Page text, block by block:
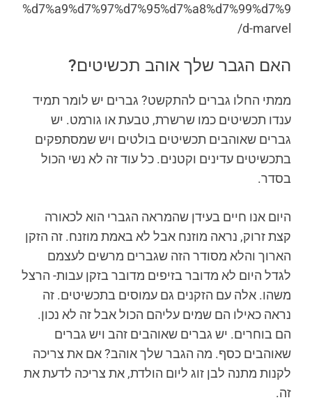
%d7%a9%d7%97%d7%95%d7%a8%d7%99%d7%9
d-marvel/
האם הגבר שלך אוהב תכשיטים?
ממתי החלו גברים להתקשט? גברים יש לומר תמיד
ענדו תכשיטים כמו שרשרת, טבעת או גורמט. יש
גברים שאוהבים תכשיטים בולטים ויש שמסתפקים
בתכשיטים עדינים וקטנים. כל עוד זה לא נשי הכול
בסדר.
היום אנו חיים בעידן שהמראה הגברי הוא לכאורה
קצת זרוק, נראה מוזנח אבל לא באמת מוזנח. זה הזקן
הארוך והלא מסודר הזה שגברים מרשים לעצמם
לגדל היום לא מדובר בזיפים מדובר בזקן עבות- הרצל
משהו. אלה עם הזקנים גם עמוסים בתכשיטים. זה
נראה כאילו הם שמים עליהם הכול אבל זה לא נכון.
הם בוחרים. יש גברים שאוהבים זהב ויש גברים
שאוהבים כסף. מה הגבר שלך אוהב? אם את צריכה
לקנות מתנה לבן זוג ליום הולדת, את צריכה לדעת את
זה.